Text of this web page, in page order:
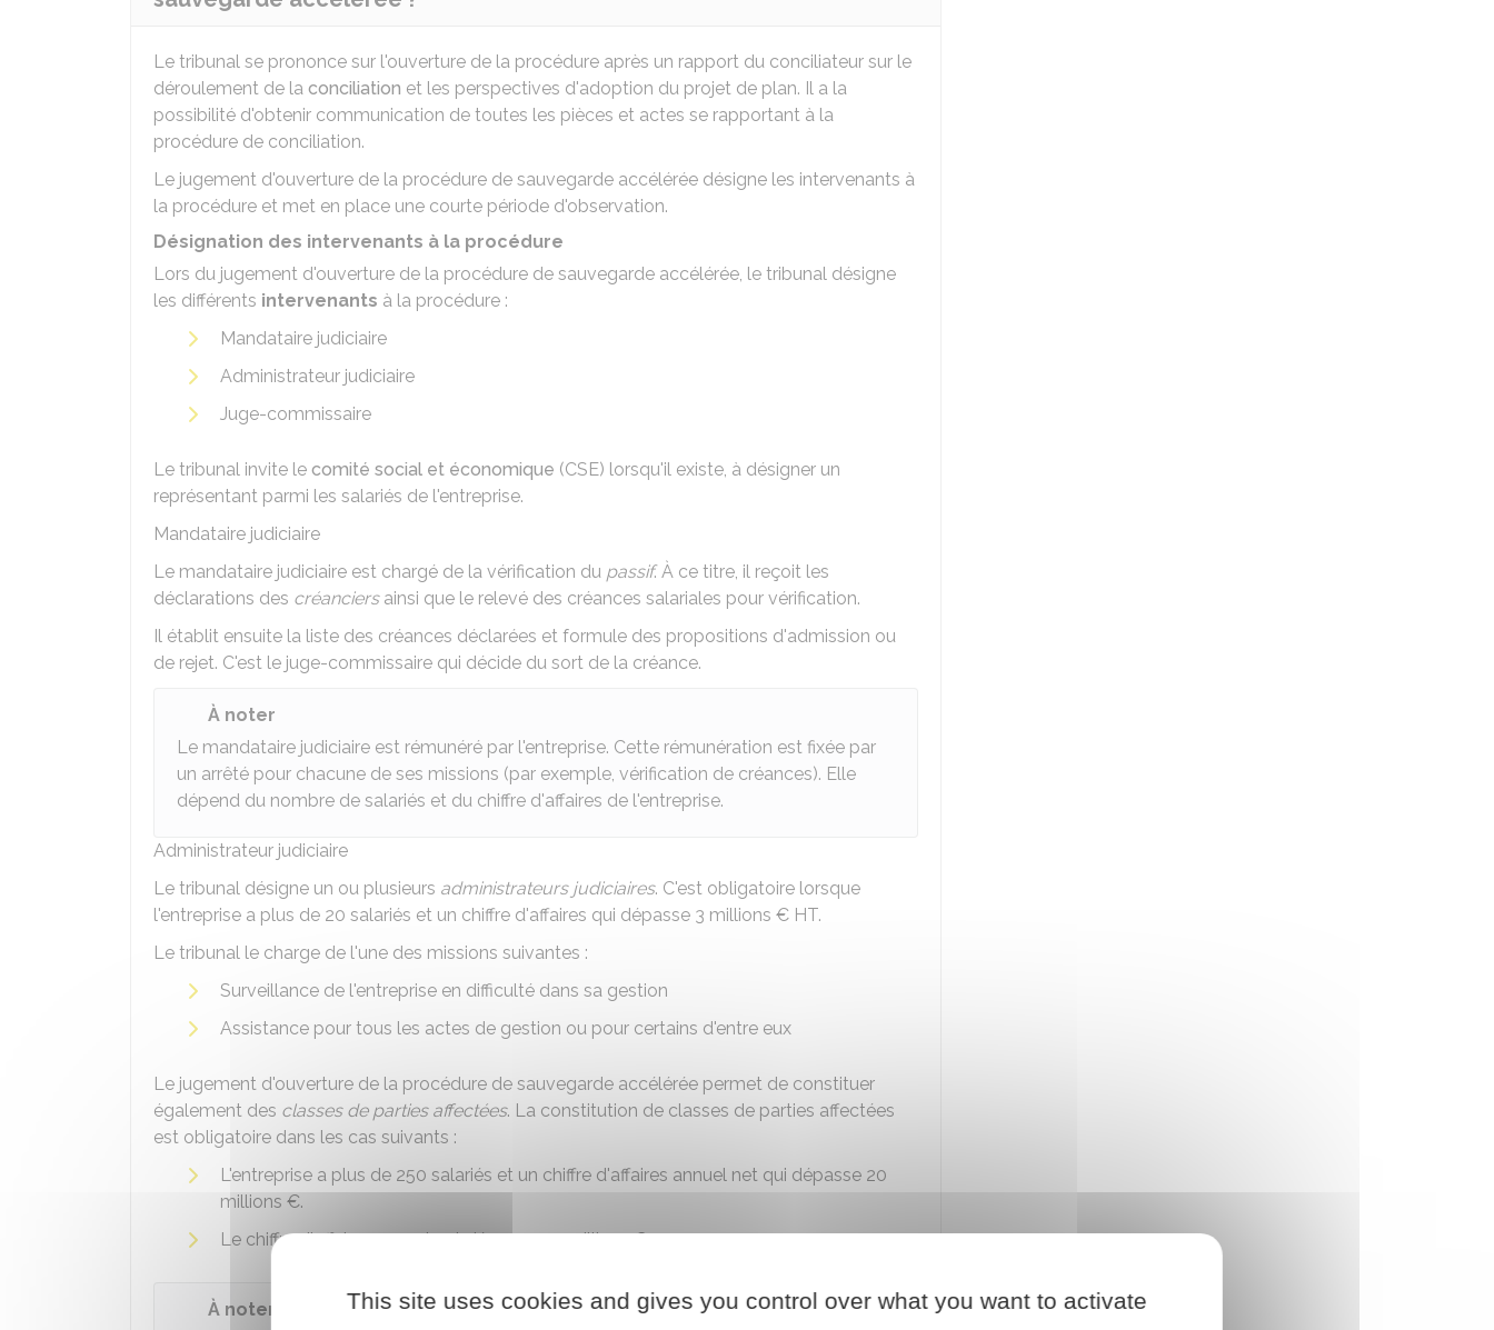
Le tribunal se prononce sur l'ouverture de la procédure après un rapport du conciliateur sur le
déroulement de la conciliation et les perspectives d'adoption du projet de plan. Il a la
possibilité d'obtenir communication de toutes les pièces et actes se rapportant à la
procédure de conciliation.
Le jugement d'ouverture de la procédure de sauvegarde accélérée désigne les intervenants à
la procédure et met en place une courte période d'observation.
Désignation des intervenants à la procédure
Lors du jugement d'ouverture de la procédure de sauvegarde accélérée, le tribunal désigne
les différents intervenants à la procédure :
Mandataire judiciaire
Administrateur judiciaire
Juge-commissaire
Le tribunal invite le comité social et économique (CSE) lorsqu'il existe, à désigner un
représentant parmi les salariés de l'entreprise.
Mandataire judiciaire
Le mandataire judiciaire est chargé de la vérification du passif. À ce titre, il reçoit les
déclarations des créanciersainsi que le relevé des créances salariales pour vérification.
Il établit ensuite la liste des créances déclarées et formule des propositions d'admission ou
de rejet. C'est le juge-commissaire qui décide du sort de la créance.
À noter
Le mandataire judiciaire est rémunéré par l'entreprise. Cette rémunération est fixée par
un arrêté pour chacune de ses missions (par exemple, vérification de créances). Elle
dépend du nombre de salariés et du chiffre d'affaires de l'entreprise.
Administrateur judiciaire
Le tribunal désigne un ou plusieurs administrateurs judiciaires. C'est obligatoire lorsque
l'entreprise a plus de 20 salariés et un chiffre d'affaires qui dépasse 3 millions € HT.
Le tribunal le charge de l'une des missions suivantes :
Surveillance de l'entreprise en difficulté dans sa gestion
Assistance pour tous les actes de gestion ou pour certains d'entre eux
Le jugement d'ouverture de la procédure de sauvegarde accélérée permet de constituer
également des classes de parties affectées. La constitution de classes de parties affectées
est obligatoire dans les cas suivants :
L'entreprise a plus de 250 salariés et un chiffre d'affaires annuel net qui dépasse 20
millions €.
Le chiffre d'affaires annuel net dépasse40 millions €.
À noter
This site uses cookies and gives you control over what you want to activate